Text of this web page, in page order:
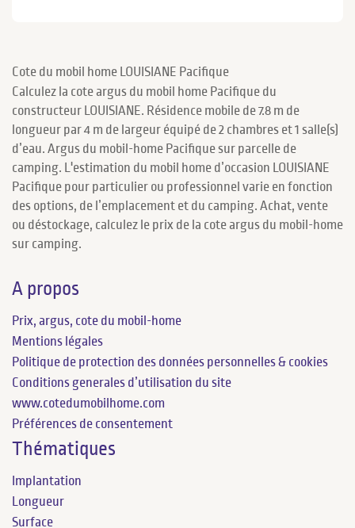
Cote du mobil home LOUISIANE Pacifique
Calculez la cote argus du mobil home Pacifique du
constructeur LOUISIANE. Résidence mobile de 7.8 m de
longueur par 4 m de largeur équipé de 2 chambres et 1 salle(s)
d’eau. Argus du mobil-home Pacifique sur parcelle de
camping. L'estimation du mobil home d’occasion LOUISIANE
Pacifique pour particulier ou professionnel varie en fonction
des options, de l’emplacement et du camping. Achat, vente
ou déstockage, calculez le prix de la cote argus du mobil-home
sur camping.
A propos
Prix, argus, cote du mobil-home
Mentions légales
Politique de protection des données personnelles & cookies
Conditions generales d’utilisation du site
www.cotedumobilhome.com
Préférences de consentement
Thématiques
Implantation
Longueur
Surface